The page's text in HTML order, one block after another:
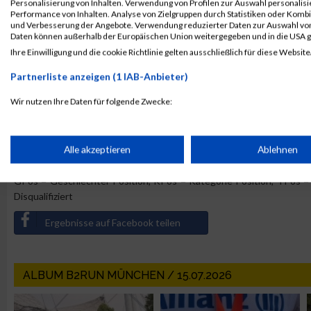
4844
Bernadett
30.
TeamBank AG 5591 Katja
5586
« 1 2 3 4 5 6 7 8 9 10 »
Legende:
GPos = Geschlechter Position, KPos = Kategorie Position, TPos
Disqualifiziert
Ergebnisse auf Facebook teilen
ALBUM B2RUN MÜNCHEN / 15.07.2026
Personalisierung von Inhalten. Verwendung von Profilen zur Auswahl
Performance von Inhalten. Analyse von Zielgruppen durch Statistiken oder
und Verbesserung der Angebote. Verwendung reduzierter Daten zur Auswahl
Daten können außerhalb der Europäischen Union weitergegeben und in die USA
Ihre Einwilligung und die cookie Richtlinie gelten ausschließlich für diese
Partnerliste anzeigen (1 IAB-Anbieter)
Wir nutzen Ihre Daten für folgende Zwecke:
Speichern von oder Zugriff auf Informationen auf einem
Verwendung reduzierter Daten zur Auswahl von Werbeanzeigen
Erstellung von Profilen für personalisierte Werbung
Verwendung von Profilen zur Auswahl personalisierter Werbung
Alle akzeptieren Ablehnen